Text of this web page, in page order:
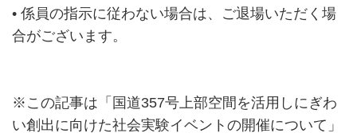
• 係員の指示に従わない場合は、ご退場いただく場
合がございます。
※この記事は「国道357号上部空間を活用しにぎわ
い創出に向けた社会実験イベントの開催について」